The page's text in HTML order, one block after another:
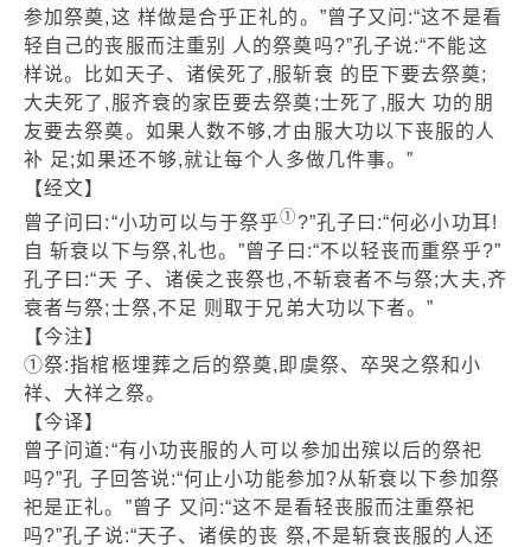
参加祭奠,这 样做是合乎正礼的。”曾子又问:“这不是看
轻自己的丧服而注重别 人的祭奠吗?”孔子说:“不能这
样说。比如天子、诸侯死了,服斩衰 的臣下要去祭奠;
大夫死了,服齐衰的家臣要去祭奠;士死了,服大 功的朋
友要去祭奠。如果人数不够,才由服大功以下丧服的人
补 足;如果还不够,就让每个人多做几件事。”
【经文】
曾子问曰:“小功可以与于祭乎①?”孔子曰:“何必小功耳!
自 斩衰以下与祭,礼也。”曾子曰:“不以轻丧而重祭乎?”
孔子曰:“天 子、诸侯之丧祭也,不斩衰者不与祭;大夫,齐
衰者与祭;士祭,不足 则取于兄弟大功以下者。”
【今注】
①祭:指棺柩埋葬之后的祭奠,即虞祭、卒哭之祭和小
祥、大祥之祭。
【今译】
曾子问道:“有小功丧服的人可以参加出殡以后的祭祀
吗?”孔 子回答说:“何止小功能参加?从斩衰以下参加祭
祀是正礼。”曾子 又问:“这不是看轻丧服而注重祭祀
吗?”孔子说:“天子、诸侯的丧 祭,不是斩衰丧服的人还